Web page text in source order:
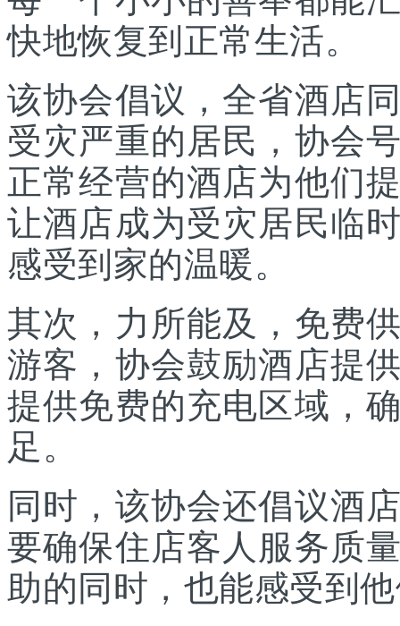
快地恢复到正常生活。
该协会倡议，全省酒店
受灾严重的居民，协会
正常经营的酒店为他们
让酒店成为受灾居民临
感受到家的温暖。
其次，力所能及，免费
游客，协会鼓励酒店提
提供免费的充电区域，
足。
同时，该协会还倡议酒
要确保住店客人服务质
助的同时，也能感受到